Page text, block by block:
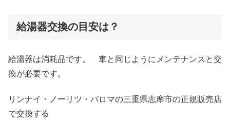
給湯器交換の目安は？
給湯器は消耗品です。 車と同じようにメンテナンスと交
換が必要です。
リンナイ・ノーリツ・パロマの三重県志摩市の正規販売店
で交換する